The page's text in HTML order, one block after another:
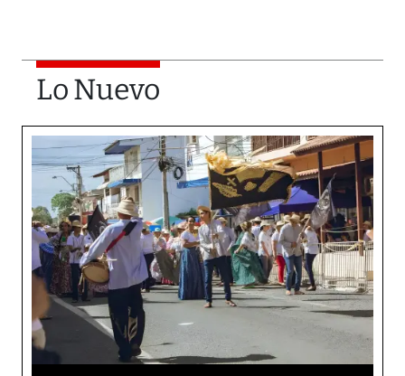
Lo Nuevo